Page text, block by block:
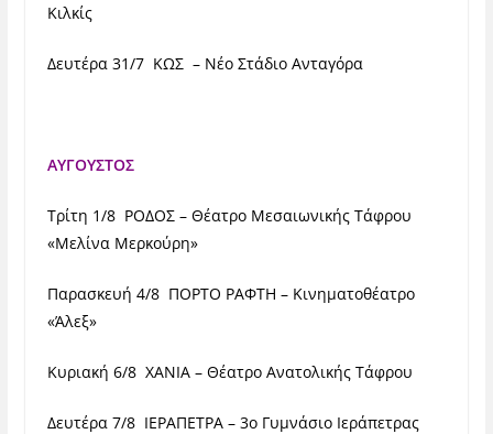
Κιλκίς
Δευτέρα 31/7 ΚΩΣ – Νέο Στάδιο Ανταγόρα
ΑΥΓΟΥΣΤΟΣ
Τρίτη 1/8 ΡΟΔΟΣ – Θέατρο Μεσαιωνικής Τάφρου
«Μελίνα Μερκούρη»
Παρασκευή 4/8 ΠΟΡΤΟ ΡΑΦΤΗ – Κινηματοθέατρο
«Άλεξ»
Κυριακή 6/8 ΧΑΝΙΑ – Θέατρο Ανατολικής Τάφρου
Δευτέρα 7/8 ΙΕΡΑΠΕΤΡΑ – 3ο Γυμνάσιο Ιεράπετρας